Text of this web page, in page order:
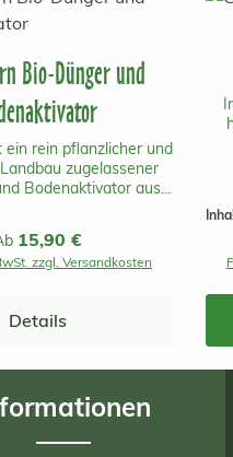
Bio-Dünger und
ein rein pflanzlicher und
zugelassener
Bodenaktivator aus
keine tierischen
und ist daher
österreichischer
Gemüsebeeten,
Bäumen,
bei Zimmerpflanzen
Preis:
15,90 €
zzgl. Versandkosten
Details